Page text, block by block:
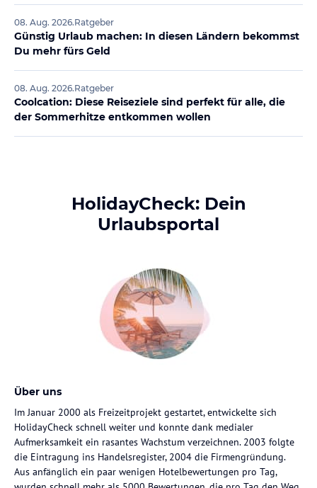
08. Aug. 2026.Ratgeber
Günstig Urlaub machen: In diesen Ländern bekommst
Du mehr fürs Geld
08. Aug. 2026.Ratgeber
Coolcation: Diese Reiseziele sind perfekt für alle, die
der Sommerhitze entkommen wollen
HolidayCheck: Dein
Urlaubsportal
Über uns
Im Januar 2000 als Freizeitprojekt gestartet, entwickelte sich
HolidayCheck schnell weiter und konnte dank medialer
Aufmerksamkeit ein rasantes Wachstum verzeichnen. 2003 folgte
die Eintragung ins Handelsregister, 2004 die Firmengründung.
Aus anfänglich ein paar wenigen Hotelbewertungen pro Tag,